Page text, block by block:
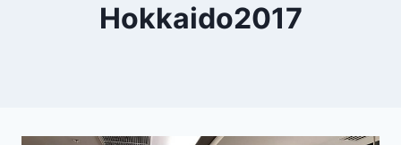
Hokkaido2017